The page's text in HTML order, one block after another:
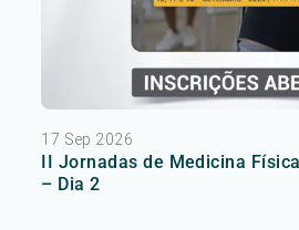
17 Sep 2026
II Jornadas de Medicina
– Dia 2